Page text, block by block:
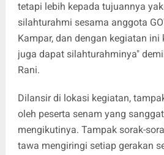
tetapi lebih kepada tujuannya
silahturahmi sesama anggota
Kampar, dan dengan kegiatan
juga dapat silahturahminya"
Rani.
Dilansir di lokasi kegiatan,
oleh peserta senam yang
mengikutinya. Tampak sorak-
tawa mengiringi setiap gerakan